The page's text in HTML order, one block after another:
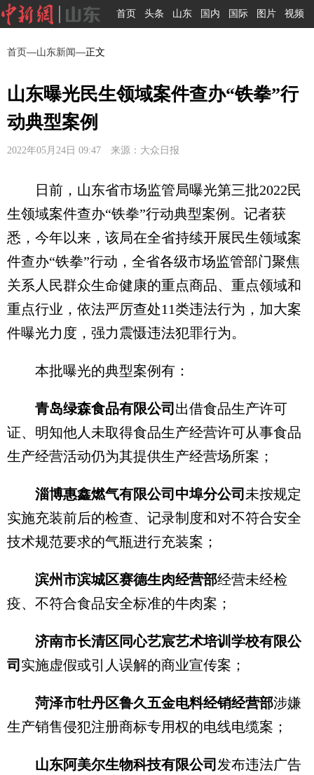
首页 头条 山东 国内 国际 图片 视频
首页—山东新闻—正文
山东曝光民生领域案件查办“铁拳”行
动典型案例
2022年05月24日 09:47 来源：大众日报
日前，山东省市场监管局曝光第三批2022民
生领域案件查办“铁拳”行动典型案例。记者获
悉，今年以来，该局在全省持续开展民生领域案
件查办“铁拳”行动，全省各级市场监管部门聚焦
关系人民群众生命健康的重点商品、重点领域和
重点行业，依法严厉查处11类违法行为，加大案
件曝光力度，强力震慑违法犯罪行为。
本批曝光的典型案例有：
青岛绿森食品有限公司 出借食品生产许可
证、明知他人未取得食品生产经营许可从事食品
生产经营活动仍为其提供生产经营场所案；
淄博惠鑫燃气有限公司中埠分公司 未按规定
实施充装前后的检查、记录制度和对不符合安全
技术规范要求的气瓶进行充装案；
滨州市滨城区赛德生肉经营部经营未经检
疫、不符合食品安全标准的牛肉案；
济南市长清区同心艺宸艺术培训学校有限公
司 实施虚假或引人误解的商业宣传案；
菏泽市牡丹区鲁久五金电料经销经营部涉嫌
生产销售侵犯注册商标专用权的电线电缆案；
山东阿美尔生物科技有限公司 发布违法广告